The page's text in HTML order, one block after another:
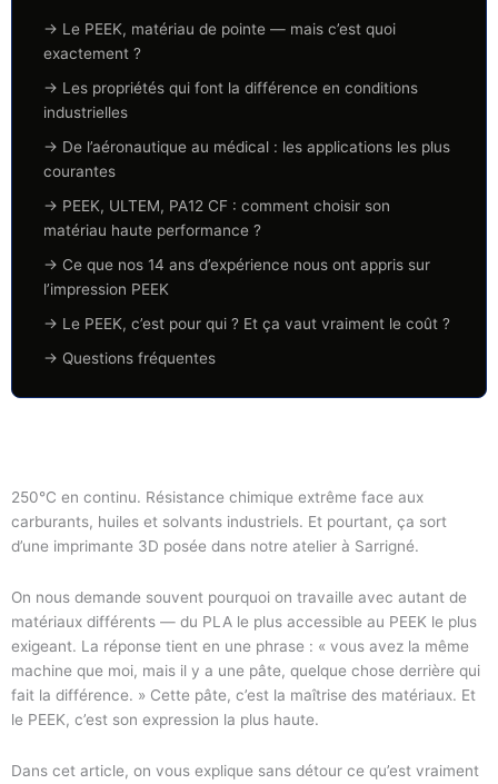
→ Le PEEK, matériau de pointe — mais c’est quoi
exactement ?
→ Les propriétés qui font la différence en conditions
industrielles
→ De l’aéronautique au médical : les applications les plus
courantes
→ PEEK, ULTEM, PA12 CF : comment choisir son
matériau haute performance ?
→ Ce que nos 14 ans d’expérience nous ont appris sur
l’impression PEEK
→ Le PEEK, c’est pour qui ? Et ça vaut vraiment le coût ?
→ Questions fréquentes
250°C en continu. Résistance chimique extrême face aux
carburants, huiles et solvants industriels. Et pourtant, ça sort
d’une imprimante 3D posée dans notre atelier à Sarrigné.
On nous demande souvent pourquoi on travaille avec autant de
matériaux différents — du PLA le plus accessible au PEEK le plus
exigeant. La réponse tient en une phrase : « vous avez la même
machine que moi, mais il y a une pâte, quelque chose derrière qui
fait la différence. » Cette pâte, c’est la maîtrise des matériaux. Et
le PEEK, c’est son expression la plus haute.
Dans cet article, on vous explique sans détour ce qu’est vraiment